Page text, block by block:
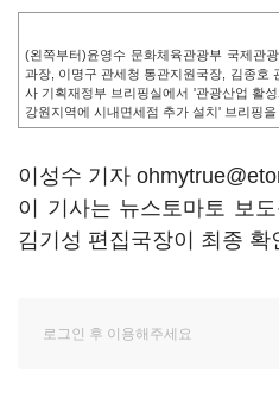
(왼쪽부터)윤영수 문화체육관광부 국제관
과장, 이명구 관세청 통관지원국장, 김종호
사 기획재정부 브리핑실에서 '관광산업 활
강원지역에 시내면세점 추가 설치' 브리핑
이성수 기자
이 기사는 뉴스토마토 보
김기성 편집국장이 최종 확